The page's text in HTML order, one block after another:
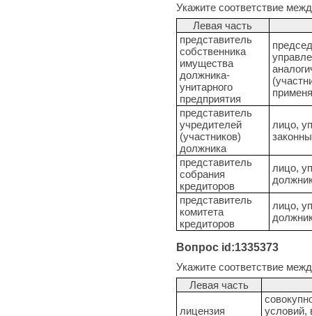
Укажите соответствие
Левая часть
представитель
собственника
имущества
должника-
унитарного
предприятия
представитель
учредителей
(участников)
должника
лицо,
представитель
собрания
кредиторов
лицо,
представитель
комитета
кредиторов
лицо,
Вопрос id:1335373
Укажите соответствие
Левая часть
лицензия
условий,